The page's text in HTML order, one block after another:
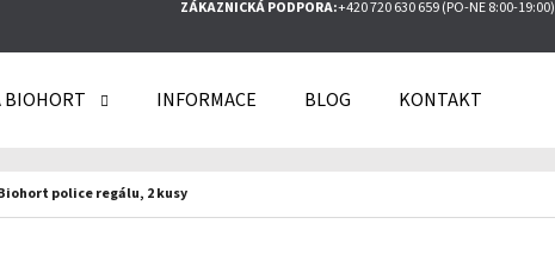
ZÁKAZNICKÁ PODPORA:+420 720 630 659 (PO-NE 8:00-19:00)
BIOHORT INFORMACE BLOG KONTAKT
police regálu, 2 kusy